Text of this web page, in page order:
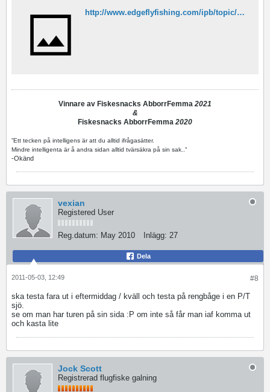
http://www.edgeflyfishing.com/ipb/topic/115629-hur-gaar-det-med-lbflugfiske/page__p__1399613__hl__lb+flugfiske__fromsearch__1#entry1399613
Vinnare av Fiskesnacks AbborrFemma 2021
&
Fiskesnacks AbborrFemma 2020
”Ett tecken på intelligens är att du alltid ifrågasätter.
Mindre intelligenta är å andra sidan alltid tvärsäkra på sin sak.."
-Okänd
vexian
Registered User
Reg.datum: May 2010 Inlägg: 27
Dela
#8
2011-05-03, 12:49
ska testa fara ut i eftermiddag / kväll och testa på rengbåge i en P/T
sjö.
se om man har turen på sin sida :P om inte så får man iaf komma ut
och kasta lite
Jock Scott
Registrerad flugfiske galning